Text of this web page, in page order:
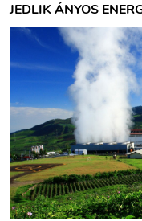
JEDLIK ÁNYOS